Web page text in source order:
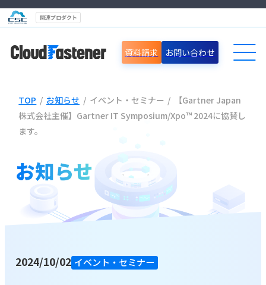
関連プロダクト
導入事例
お役立ち資料
資料請求 お問い合わせ
TOP / お知らせ / イベント・セミナー /
【Gartner Japan
株式会社主催】Gartner IT Symposium/Xpo™ 2024に協賛し
ます。
お知らせ
2024/10/02 イベント・セミナー